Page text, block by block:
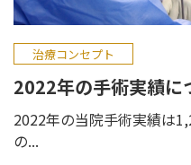
治療コンセプト
2022年の手術実績に
2022年の当院手術実績は
の...